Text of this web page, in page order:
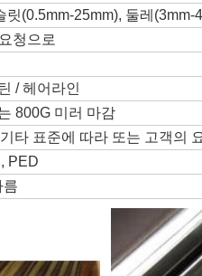
(0.5mm-25mm), 둘레(3mm-
청으로
/ 헤어라인
800G 미러 마감
타 표준에 따라 또는 고객의
PED
름